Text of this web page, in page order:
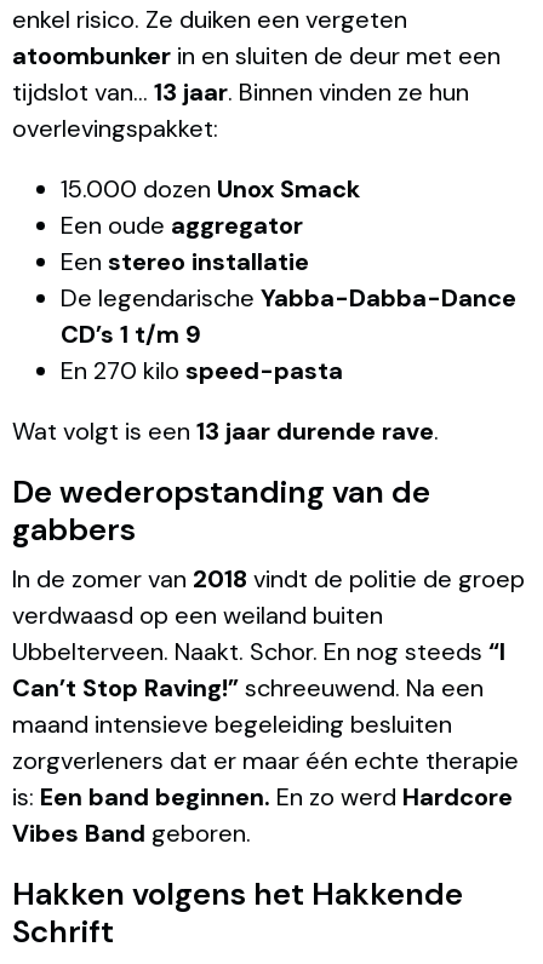
enkel risico. Ze duiken een vergeten
atoombunker in en sluiten de deur met een
tijdslot van… 13 jaar. Binnen vinden ze hun
overlevingspakket:
15.000 dozen Unox Smack
Een oude aggregator
Een stereo installatie
De legendarische Yabba-Dabba-Dance
CD’s 1 t/m 9
En 270 kilo speed-pasta
Wat volgt is een 13 jaar durende rave.
De wederopstanding van de
gabbers
In de zomer van 2018 vindt de politie de groep
verdwaasd op een weiland buiten
Ubbelterveen. Naakt. Schor. En nog steeds “I
Can’t Stop Raving!”schreeuwend. Na een
maand intensieve begeleiding besluiten
zorgverleners dat er maar één echte therapie
is: Een band beginnen. En zo werd Hardcore
Vibes Band geboren.
Hakken volgens het Hakkende
Schrift